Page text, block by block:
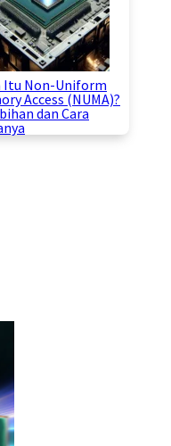
Itu Non-Uniform
Access (NUMA)?
dan Cara